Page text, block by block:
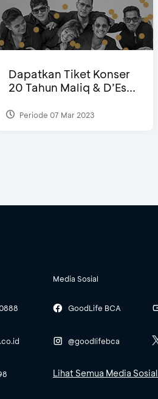
Dapatkan Tiket Konser
20 Tahun Maliq & D’Es...
Periode 07 Mar 2023
Media Sosial
GoodLife BCA
@goodlifebca
Lihat Semua Media Sosial